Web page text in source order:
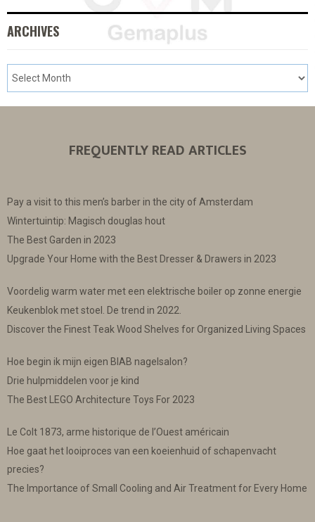
ARCHIVES
FREQUENTLY READ ARTICLES
Pay a visit to this men’s barber in the city of Amsterdam
Wintertuintip: Magisch douglas hout
The Best Garden in 2023
Upgrade Your Home with the Best Dresser & Drawers in 2023
Voordelig warm water met een elektrische boiler op zonne energie
Keukenblok met stoel. De trend in 2022.
Discover the Finest Teak Wood Shelves for Organized Living Spaces
Hoe begin ik mijn eigen BIAB nagelsalon?
Drie hulpmiddelen voor je kind
The Best LEGO Architecture Toys For 2023
Le Colt 1873, arme historique de l’Ouest américain
Hoe gaat het looiproces van een koeienhuid of schapenvacht
precies?
The Importance of Small Cooling and Air Treatment for Every Home